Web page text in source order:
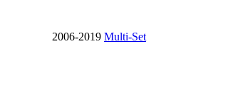
2006-2019 Multi-Set